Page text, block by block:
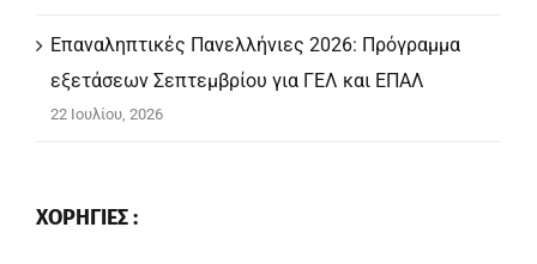
Επαναληπτικές Πανελλήνιες 2026: Πρόγραμμα
εξετάσεων Σεπτεμβρίου για ΓΕΛ και ΕΠΑΛ
22 Ιουλίου, 2026
ΧΟΡΗΓΙΕΣ :